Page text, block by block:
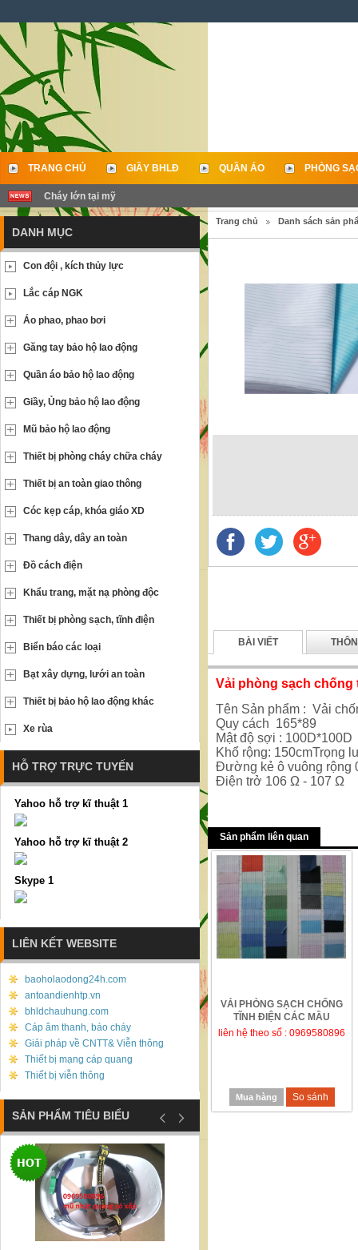
TRANG CHỦ GIẦY BHLĐ QUẦN ÁO PHÒNG
LIÊN HỆ
Cháy lớn tại mỹ
Trang chủ Danh sách sản
BÀI VIẾT
Vải phòng sạch chống
Tên Sản phẩm : Vải
Quy cách 165*89
Mật độ sợi : 100D*100D
Khổ rộng: 150cmTrọng
Đường kẻ ô vuông rộng
Điện trở 10­­6 Ω - 10­­7 Ω
Sản phẩm liên quan
VẢI PHÒNG SẠCH CHỐNG
TĨNH ĐIỆN CÁC MẦU
liên hệ theo số : 0969580896
Mua hàng So sánh
DANH MỤC
Con đội , kích thủy lực
Lắc cáp NGK
Áo phao, phao bơi
Găng tay bảo hộ lao động
Quần áo bảo hộ lao động
Giầy, Ủng bảo hộ lao động
Mũ bảo hộ lao động
Thiết bị phòng cháy chữa cháy
Thiết bị an toàn giao thông
Cóc kẹp cáp, khóa giáo XD
Thang dây, dây an toàn
Đồ cách điện
Khẩu trang, mặt nạ phòng độc
Thiết bị phòng sạch, tĩnh điện
Biển báo các loại
Bạt xây dựng, lưới an toàn
Thiết bị bảo hộ lao động khác
Xe rùa
HỖ TRỢ TRỰC TUYẾN
Yahoo hỗ trợ kĩ thuật 1
Yahoo hỗ trợ kĩ thuật 2
Skype 1
LIÊN KẾT WEBSITE
baoholaodong24h.com
antoandienhtp.vn
bhldchauhung.com
Cáp âm thanh, báo cháy
Giải pháp về CNTT& Viễn thông
Thiết bị mạng cáp quang
Thiết bị viễn thông
SẢN PHẨM TIÊU BIỂU